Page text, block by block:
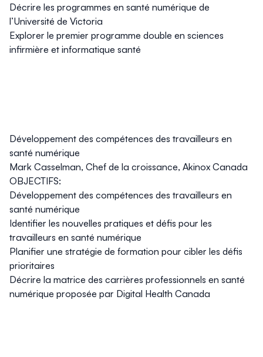
Décrire les programmes en santé numérique de
l’Université de Victoria
Explorer le premier programme double en sciences
infirmière et informatique santé
Développement des compétences des travailleurs en
santé numérique
Mark Casselman, Chef de la croissance, Akinox Canada
OBJECTIFS:
Développement des compétences des travailleurs en
santé numérique
Identifier les nouvelles pratiques et défis pour les
travailleurs en santé numérique
Planifier une stratégie de formation pour cibler les défis
prioritaires
Décrire la matrice des carrières professionnels en santé
numérique proposée par Digital Health Canada